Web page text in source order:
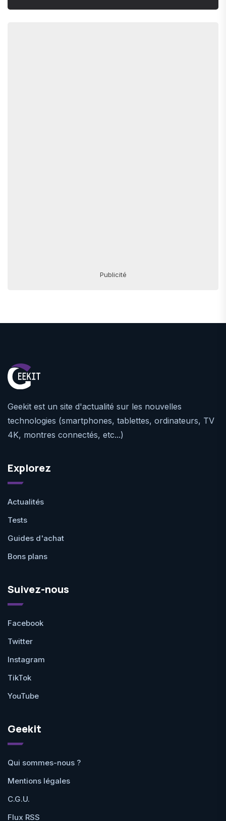
Publicité
Geekit est un site d'actualité sur les nouvelles
technologies (smartphones, tablettes, ordinateurs, TV
4K, montres connectés, etc...)
Explorez
Actualités
Tests
Guides d'achat
Bons plans
Suivez-nous
Facebook
Twitter
Instagram
TikTok
YouTube
Geekit
Qui sommes-nous ?
Mentions légales
C.G.U.
Flux RSS